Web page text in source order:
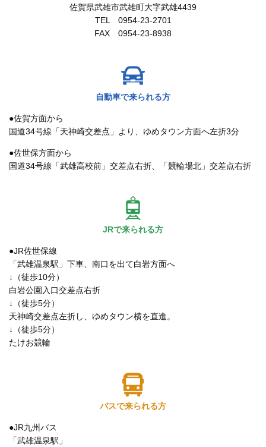
佐賀県武雄市武雄町大字武雄4439
TEL 0954-23-2701
FAX 0954-23-8938
自動車で来られる方
●佐賀方面から
国道34号線「天神崎交差点」より、ゆめタウン方面へ左折3分
●佐世保方面から
国道34号線「武雄高校前」交差点右折、「競輪場北」交差点右折
JRで来られる方
●JR佐世保線
「武雄温泉駅」下車、南口を出て白岩方面へ
↓（徒歩10分）
白岩公園入口交差点右折
↓（徒歩5分）
天神崎交差点左折し、ゆめタウン横を直進。
↓（徒歩5分）
たけお競輪
バスで来られる方
●JR九州バス
「武雄温泉駅」